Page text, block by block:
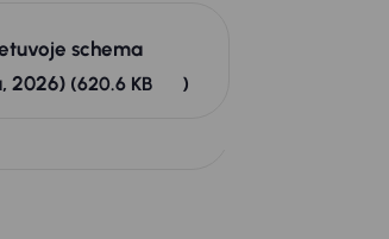
schema
2026) (620.6 KB )